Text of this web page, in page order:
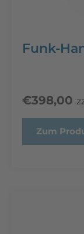
Funk-
€398,00
Zum